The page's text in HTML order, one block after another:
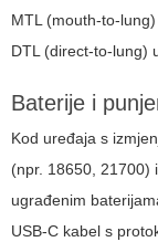
MTL (mouth-to-
DTL (direct-to-lung)
Baterije i
Kod uređaja s
(npr. 18650, 21700)
ugrađenim
USB-C kabel s